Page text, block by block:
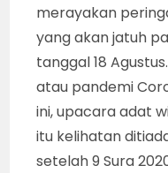
merayakan
yang akan jatuh
tanggal 18
atau pandemi
ini, upacara adat
itu kelihatan
setelah 9 Sura